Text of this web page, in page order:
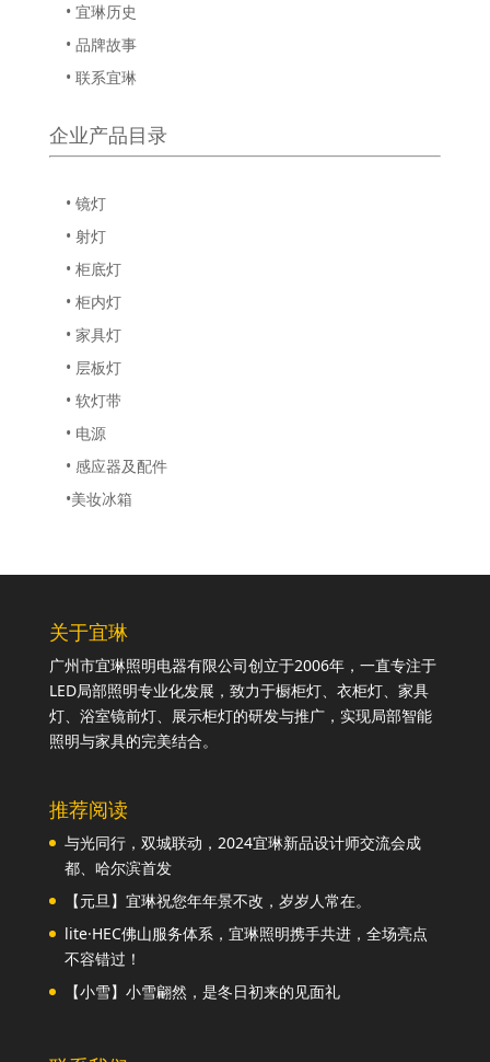
• 宜琳历史
• 品牌故事
• 联系宜琳
企业产品目录
• 镜灯
• 射灯
• 柜底灯
• 柜内灯
• 家具灯
• 层板灯
• 软灯带
• 电源
• 感应器及配件
•美妆冰箱
关于宜琳
广州市宜琳照明电器有限公司创立于2006年，一直专注于
LED局部照明专业化发展，致力于橱柜灯、衣柜灯、家具
灯、浴室镜前灯、展示柜灯的研发与推广，实现局部智能
照明与家具的完美结合。
推荐阅读
与光同行，双城联动，2024宜琳新品设计师交流会成
都、哈尔滨首发
【元旦】宜琳祝您年年景不改，岁岁人常在。
lite·HEC佛山服务体系，宜琳照明携手共进，全场亮点
不容错过！
【小雪】小雪翩然，是冬日初来的见面礼